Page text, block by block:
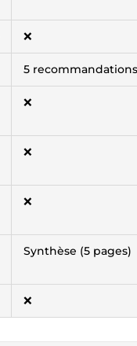
❌
5 recommandations
❌
❌
❌
Synthèse (5 pages)
❌